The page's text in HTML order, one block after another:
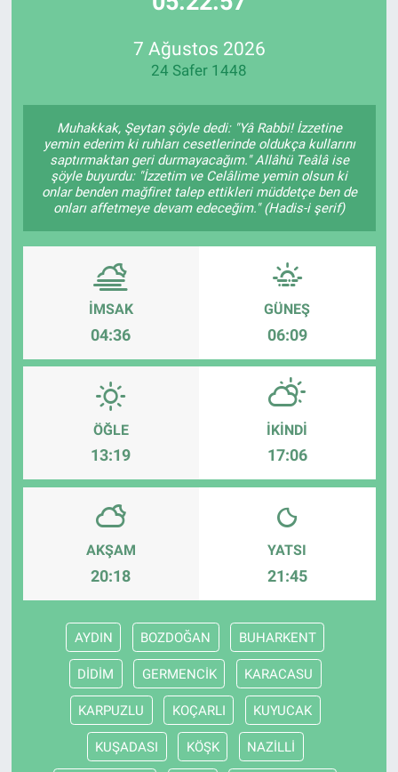
7 Ağustos 2026
24 Safer 1448
Muhakkak, Şeytan şöyle dedi: "Yâ Rabbi! İzzetine
yemin ederim ki ruhları cesetlerinde oldukça kullarını
saptırmaktan geri durmayacağım." Allâhü Teâlâ ise
şöyle buyurdu: "İzzetim ve Celâlime yemin olsun ki
onlar benden mağfiret talep ettikleri müddetçe ben de
onları affetmeye devam edeceğim." (Hadis-i şerif)
İMSAK
04:36
GÜNEŞ
06:09
ÖĞLE
13:19
İKINDI
17:06
AKŞAM
20:18
YATSI
21:45
AYDIN BOZDOĞAN BUHARKENT
DİDİM GERMENCİK KARACASU
KARPUZLU KOÇARLI KUYUCAK
KUŞADASI KÖŞK NAZİLLİ
Özel Haberler
Kadın
Erişim Bilgileri
Teknoloji